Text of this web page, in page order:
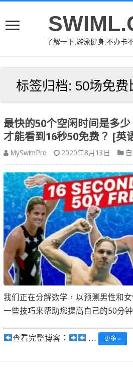
了解一下,游泳健身,不办卡
标签归档: 50场免费
最快的50个空闲时间是多
才能看到16秒50免费？ [英
MySwimPro 2020年8月13日
我们正在分解数学，以预测男性和
一些技巧来帮助您提高自己的50分钟
查看完整博客：
… 更多 »